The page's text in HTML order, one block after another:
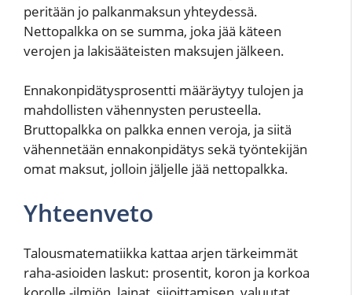
peritään jo palkanmaksun yhteydessä.
Nettopalkka on se summa, joka jää käteen
verojen ja lakisääteisten maksujen jälkeen.
Ennakonpidätysprosentti määräytyy tulojen ja
mahdollisten vähennysten perusteella.
Bruttopalkka on palkka ennen veroja, ja siitä
vähennetään ennakonpidätys sekä työntekijän
omat maksut, jolloin jäljelle jää nettopalkka.
Yhteenveto
Talousmatematiikka kattaa arjen tärkeimmät
raha-asioiden laskut: prosentit, koron ja korkoa